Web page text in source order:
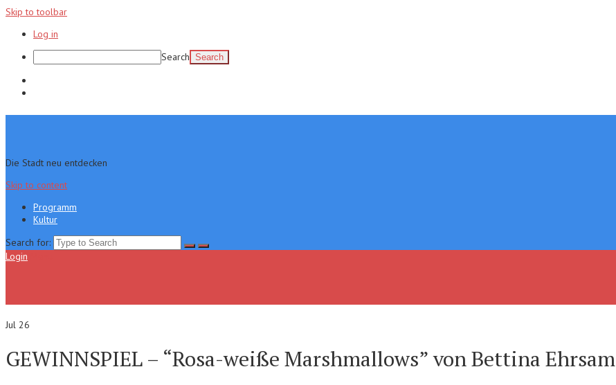
Skip to toolbar
Log in
Search
Die Stadt neu entdecken
Skip to content
Programm
Kultur
Search for:
Login
Jul 26
GEWINNSPIEL – “Rosa-weiße Marshmallows” von Bettina Ehrsam